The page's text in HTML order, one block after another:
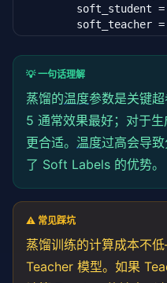
soft_student
soft_teacher
soft_loss =
# 加权组合
# 训练循环
teacher =
teacher.eval()
student =
optimizer =
for batch, labels in
with
torch
💡 一句话理解
蒸馏的温度参数是关键
5 通常效果最好；对于
更合适。 温度过高会导
了 Soft Labels 的优势。
⚠️ 常见踩坑
蒸馏训练的计算成本不
Teacher 模型。如果